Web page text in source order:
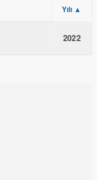
Yılı ▲
2022